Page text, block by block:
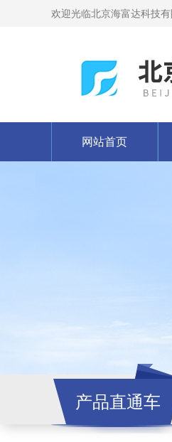
欢迎光临北京海富达科技有
网站首页
产品直通车